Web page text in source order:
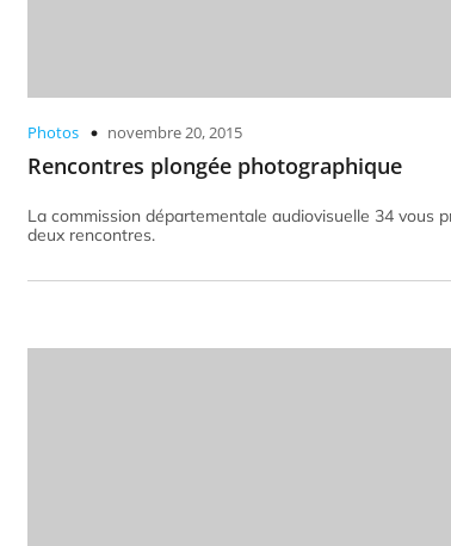
Photos novembre 20, 2015
Rencontres plongée photographique
La commission départementale audiovisuelle 34 vous
deux rencontres.